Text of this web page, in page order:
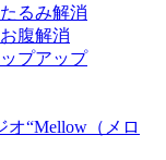
るみ解消
腹解消
プアップ
“Mellow（メロ